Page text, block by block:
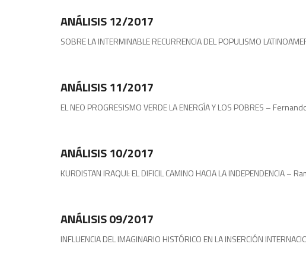
ANÁLISIS 12/2017
SOBRE LA INTERMINABLE RECURRENCIA DEL POPULISMO
ANÁLISIS 11/2017
EL NEO PROGRESISMO VERDE LA ENERGÍA Y LOS POBRES –
ANÁLISIS 10/2017
KURDISTAN IRAQUI: EL DIFICIL CAMINO HACIA LA INDEPENDENCIA –
ANÁLISIS 09/2017
INFLUENCIA DEL IMAGINARIO HISTÓRICO EN LA INSERCIÓN